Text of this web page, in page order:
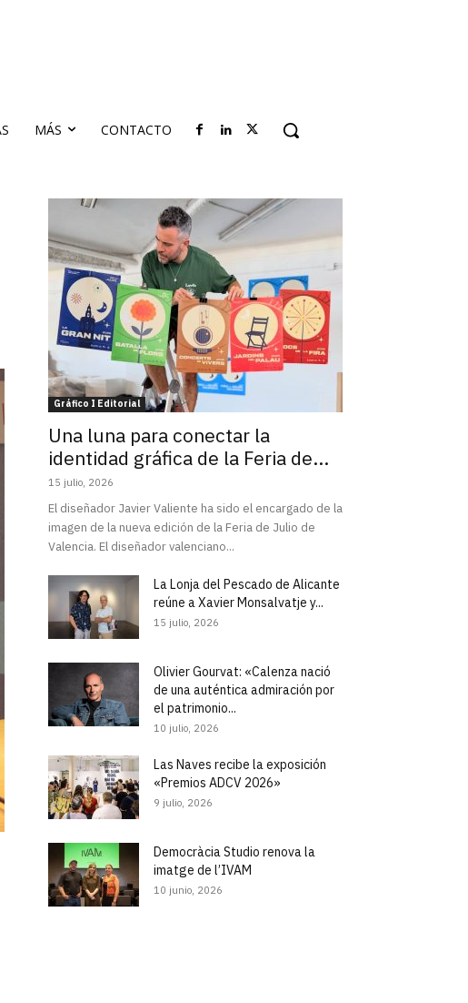
MÁS CONTACTO
Gráfico I Editorial
Una luna para conectar la
identidad gráfica de la Feria de...
15 julio, 2026
El diseñador Javier Valiente ha sido el encargado de la
imagen de la nueva edición de la Feria de Julio de
Valencia. El diseñador valenciano...
La Lonja del Pescado de Alicante
reúne a Xavier Monsalvatje y...
15 julio, 2026
Olivier Gourvat: «Calenza nació
de una auténtica admiración por
el patrimonio...
10 julio, 2026
Las Naves recibe la exposición
«Premios ADCV 2026»
9 julio, 2026
Democràcia Studio renova la
imatge de l’IVAM
10 junio, 2026